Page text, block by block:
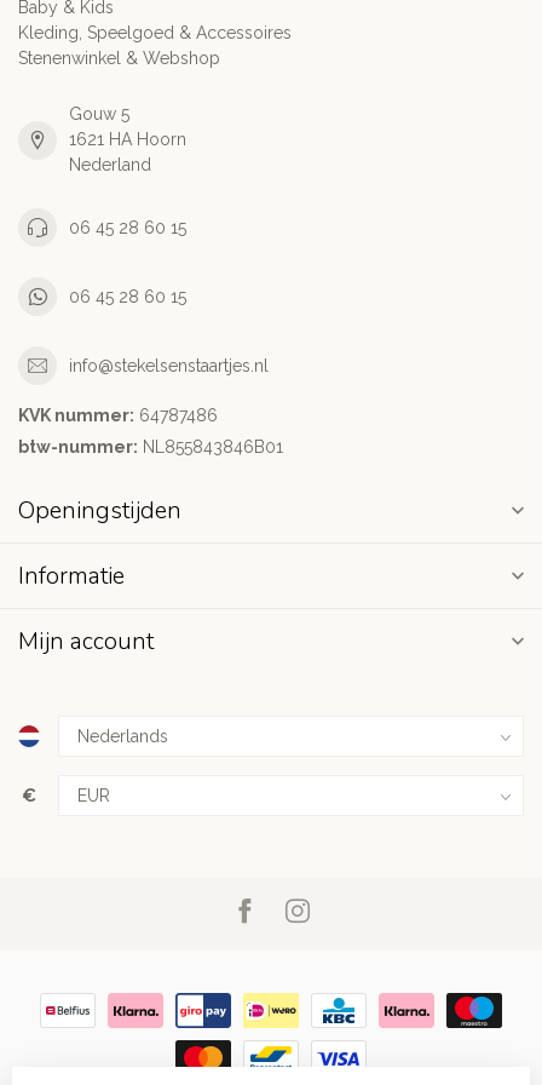
Baby & Kids
Kleding, Speelgoed & Accessoires
Stenenwinkel & Webshop
Gouw 5
1621 HA Hoorn
Nederland
06 45 28 60 15
06 45 28 60 15
info@stekelsenstaartjes.nl
KVK nummer: 64787486
btw-nummer: NL855843846B01
Openingstijden
Informatie
Mijn account
€